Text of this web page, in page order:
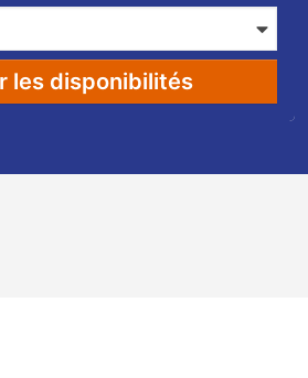
les disponibilités